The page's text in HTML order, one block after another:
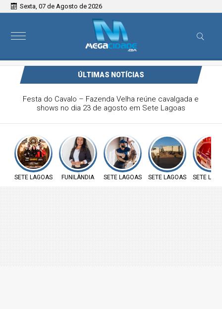
Sexta, 07 de Agosto de 2026
ÚLTIMAS NOTÍCIAS
Vereadora Carol Moura apresenta requerimento na defesa
sobre insalubridade aos servidores públicos e ao direito à
SETE LAGOAS FUNILÂNDIA SETE LAGOAS SETE LAGOAS SETE